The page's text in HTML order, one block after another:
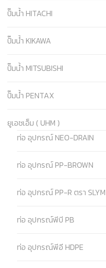
ปั๊มน้ำ HITACHI
ปั๊มน้ำ KIKAWA
ปั๊มน้ำ MITSUBISHI
ปั๊มน้ำ PENTAX
ยูเอชเอ็ม ( UHM )
ท่อ อุปกรณ์ NEO-DRAIN
ท่อ อุปกรณ์ PP-BROWN
ท่อ อุปกรณ์ PP-R ตรา SLYM
ท่อ อุปกรณ์พีบี PB
ท่อ อุปกรณ์พีอี HDPE